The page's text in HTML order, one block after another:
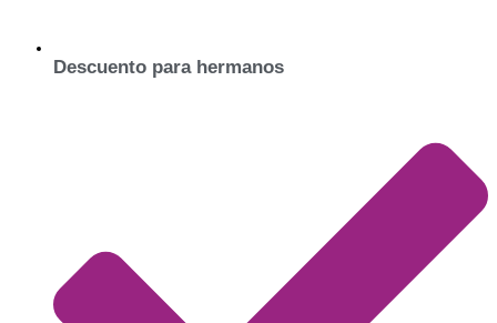
Descuento para hermanos